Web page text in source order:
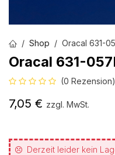
Shop Oracal 631-
Oracal 631-
(0 Rezension)
7,05 € zzgl. MwSt.
Derzeit leider kein